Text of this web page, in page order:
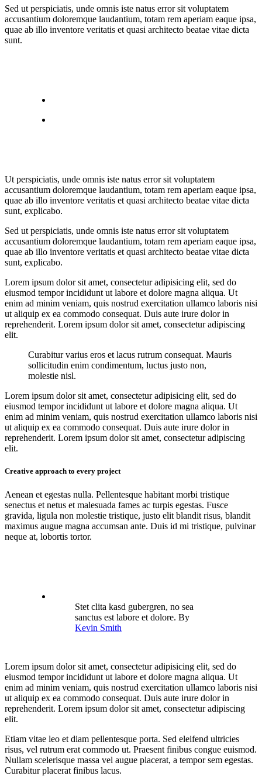
Sed ut perspiciatis, unde omnis iste natus error sit voluptatem
accusantium doloremque laudantium, totam rem aperiam eaque ipsa,
quae ab illo inventore veritatis et quasi architecto beatae vitae dicta
sunt.
Ut perspiciatis, unde omnis iste natus error sit voluptatem
accusantium doloremque laudantium, totam rem aperiam eaque ipsa,
quae ab illo inventore veritatis et quasi architecto beatae vitae dicta
sunt, explicabo.
Sed ut perspiciatis, unde omnis iste natus error sit voluptatem
accusantium doloremque laudantium, totam rem aperiam eaque ipsa,
quae ab illo inventore veritatis et quasi architecto beatae vitae dicta
sunt, explicabo.
Lorem ipsum dolor sit amet, consectetur adipisicing elit, sed do
eiusmod tempor incididunt ut labore et dolore magna aliqua. Ut
enim ad minim veniam, quis nostrud exercitation ullamco laboris nisi
ut aliquip ex ea commodo consequat. Duis aute irure dolor in
reprehenderit. Lorem ipsum dolor sit amet, consectetur adipiscing
elit.
Curabitur varius eros et lacus rutrum consequat. Mauris
sollicitudin enim condimentum, luctus justo non,
molestie nisl.
Lorem ipsum dolor sit amet, consectetur adipisicing elit, sed do
eiusmod tempor incididunt ut labore et dolore magna aliqua. Ut
enim ad minim veniam, quis nostrud exercitation ullamco laboris nisi
ut aliquip ex ea commodo consequat. Duis aute irure dolor in
reprehenderit. Lorem ipsum dolor sit amet, consectetur adipiscing
elit.
Creative approach to every project
Aenean et egestas nulla. Pellentesque habitant morbi tristique
senectus et netus et malesuada fames ac turpis egestas. Fusce
gravida, ligula non molestie tristique, justo elit blandit risus, blandit
maximus augue magna accumsan ante. Duis id mi tristique, pulvinar
neque at, lobortis tortor.
Stet clita kasd gubergren, no sea
sanctus est labore et dolore. By
Kevin Smith
Lorem ipsum dolor sit amet, consectetur adipisicing elit, sed do
eiusmod tempor incididunt ut labore et dolore magna aliqua. Ut
enim ad minim veniam, quis nostrud exercitation ullamco laboris nisi
ut aliquip ex ea commodo consequat. Duis aute irure dolor in
reprehenderit. Lorem ipsum dolor sit amet, consectetur adipiscing
elit.
Etiam vitae leo et diam pellentesque porta. Sed eleifend ultricies
risus, vel rutrum erat commodo ut. Praesent finibus congue euismod.
Nullam scelerisque massa vel augue placerat, a tempor sem egestas.
Curabitur placerat finibus lacus.